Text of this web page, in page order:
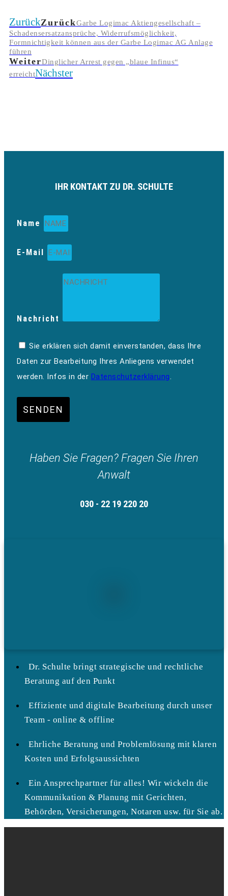
ZurückZurückGarbe Logimac Aktiengesellschaft –
Schadensersatzansprüche, Widerrufsmöglichkeit,
Formnichtigkeit können aus der Garbe Logimac AG Anlage
führen
WeiterDinglicher Arrest gegen „blaue Infinus“
erreichtNächster
IHR KONTAKT ZU DR. SCHULTE
Name
E-Mail
Nachricht
Sie erklären sich damit einverstanden, dass Ihre
Daten zur Bearbeitung Ihres Anliegens verwendet
werden. Infos in der Datenschutzerklärung.
SENDEN
Haben Sie Fragen? Fragen Sie Ihren
Anwalt
030 - 22 19 220 20
Dr. Schulte bringt strategische und rechtliche
Beratung auf den Punkt
Effiziente und digitale Bearbeitung durch unser
Team - online & offline
Ehrliche Beratung und Problemlösung mit klaren
Kosten und Erfolgsaussichten
Ein Ansprechpartner für alles! Wir wickeln die
Kommunikation & Planung mit Gerichten,
Behörden, Versicherungen, Notaren usw. für Sie ab.